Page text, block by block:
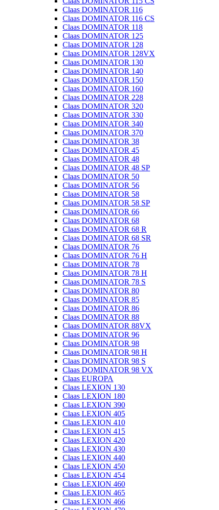
Claas DOMINATOR 116
Claas DOMINATOR 116 CS
Claas DOMINATOR 118
Claas DOMINATOR 125
Claas DOMINATOR 128
Claas DOMINATOR 128VX
Claas DOMINATOR 130
Claas DOMINATOR 140
Claas DOMINATOR 150
Claas DOMINATOR 160
Claas DOMINATOR 228
Claas DOMINATOR 320
Claas DOMINATOR 330
Claas DOMINATOR 340
Claas DOMINATOR 370
Claas DOMINATOR 38
Claas DOMINATOR 45
Claas DOMINATOR 48
Claas DOMINATOR 48 SP
Claas DOMINATOR 50
Claas DOMINATOR 56
Claas DOMINATOR 58
Claas DOMINATOR 58 SP
Claas DOMINATOR 66
Claas DOMINATOR 68
Claas DOMINATOR 68 R
Claas DOMINATOR 68 SR
Claas DOMINATOR 76
Claas DOMINATOR 76 H
Claas DOMINATOR 78
Claas DOMINATOR 78 H
Claas DOMINATOR 78 S
Claas DOMINATOR 80
Claas DOMINATOR 85
Claas DOMINATOR 86
Claas DOMINATOR 88
Claas DOMINATOR 88VX
Claas DOMINATOR 96
Claas DOMINATOR 98
Claas DOMINATOR 98 H
Claas DOMINATOR 98 S
Claas DOMINATOR 98 VX
Claas EUROPA
Claas LEXION 130
Claas LEXION 180
Claas LEXION 390
Claas LEXION 405
Claas LEXION 410
Claas LEXION 415
Claas LEXION 420
Claas LEXION 430
Claas LEXION 440
Claas LEXION 450
Claas LEXION 454
Claas LEXION 460
Claas LEXION 465
Claas LEXION 466